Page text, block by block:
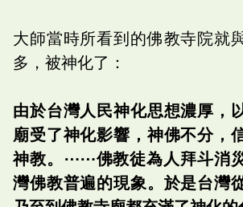
大師當時所看到的佛教寺院就
多，被神化了：
由於台灣人民神化思想濃厚，
廟受了神化影響，神佛不分，
神教。⋯⋯佛教徒為人拜斗消
灣佛教普遍的現象。於是台灣